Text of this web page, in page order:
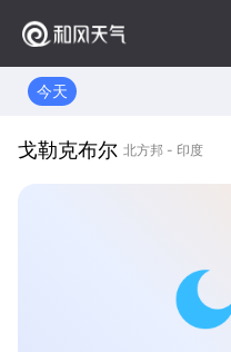
今天
戈勒克布尔 北方邦 - 印度